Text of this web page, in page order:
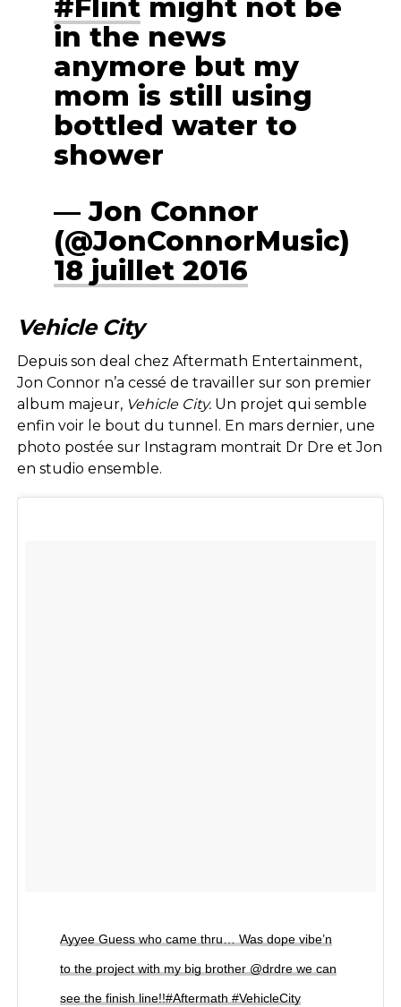
#Flintmight not be
in the news
anymore but my
mom is still using
bottled water to
shower
— Jon Connor
(@JonConnorMusic)
18 juillet 2016
Vehicle City
Depuis son deal chez Aftermath Entertainment,
Jon Connor n’a cessé de travailler sur son premier
album majeur, Vehicle City.Un projet qui semble
enfin voir le bout du tunnel. En mars dernier, une
photo postée sur Instagram montrait Dr Dre et Jon
en studio ensemble.
Ayyee Guess who came thru… Was dope vibe’n
to the project with my big brother @drdre we can
see the finish line!!#Aftermath #VehicleCity